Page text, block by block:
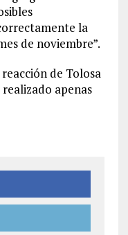
la
de noviembre”.
de Tolosa
apenas